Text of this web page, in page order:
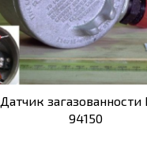
Датчик загазованности
94150